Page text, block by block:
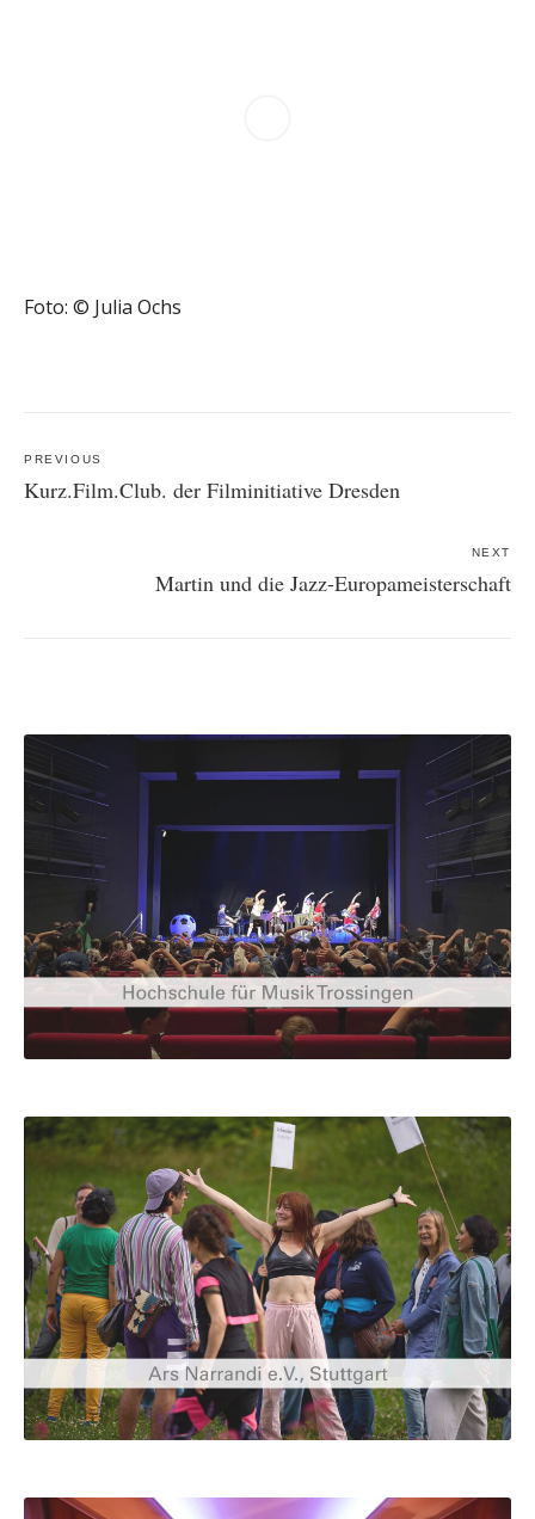
Foto: © Julia Ochs
navigation
PREVIOUS
Kurz.Film.Club. der Filminitiative Dresden
NEXT
Martin und die Jazz-Europameisterschaft